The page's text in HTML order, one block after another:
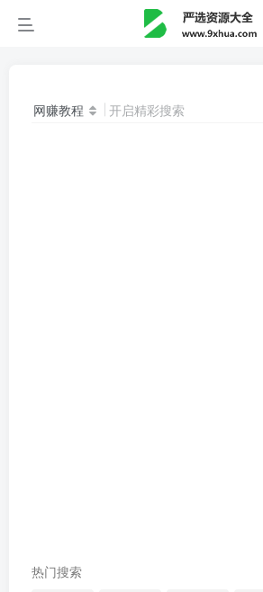
网赚教程 开启精彩搜索
热门搜索